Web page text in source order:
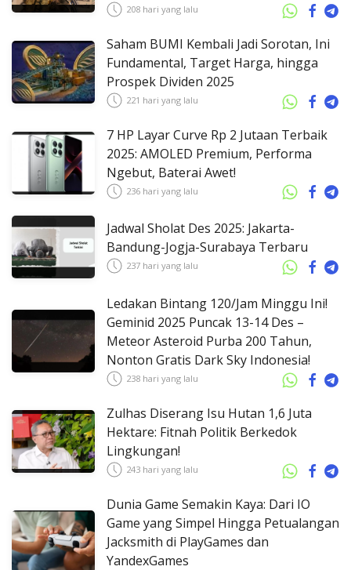
208 hari yang lalu
Saham BUMI Kembali Jadi Sorotan, Ini
Fundamental, Target Harga, hingga
Prospek Dividen 2025
221 hari yang lalu
7 HP Layar Curve Rp 2 Jutaan Terbaik
2025: AMOLED Premium, Performa
Ngebut, Baterai Awet!
236 hari yang lalu
Jadwal Sholat Des 2025: Jakarta-
Bandung-Jogja-Surabaya Terbaru
237 hari yang lalu
Ledakan Bintang 120/Jam Minggu Ini!
Geminid 2025 Puncak 13-14 Des –
Meteor Asteroid Purba 200 Tahun,
Nonton Gratis Dark Sky Indonesia!
238 hari yang lalu
Zulhas Diserang Isu Hutan 1,6 Juta
Hektare: Fitnah Politik Berkedok
Lingkungan!
243 hari yang lalu
Dunia Game Semakin Kaya: Dari IO
Game yang Simpel Hingga Petualangan
Jacksmith di PlayGames dan
YandexGames